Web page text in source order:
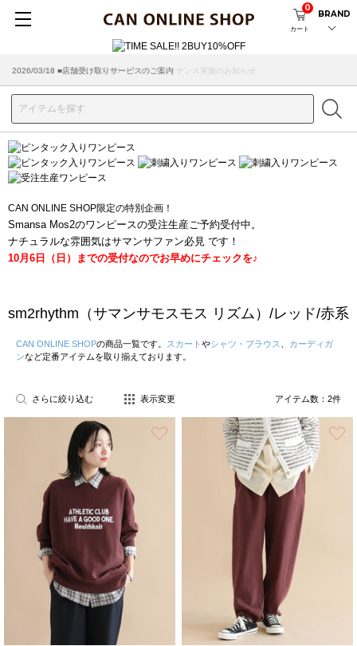
カート
0
BRAND
2026/08/04 ■8/13(木)AM2:00～サイトメンテナンス実施のお知らせ
2026/03/18 ■店舗受け取りサービスのご案内
CAN ONLINE SHOP限定の特別企画！
Smansa Mos2のワンピースの受注生産ご予約受付中。
ナチュラルな雰囲気はサマンサファン必見 です！
10月6日（日）までの受付なのでお早めにチェックを♪
sm2rhythm（サマンサモスモス リズム）/レッド/赤系
CAN ONLINE SHOPの商品一覧です。 スカート やシャツ・ブラウス
カーディガ
ンなど定番アイテムを取り揃えております。
さらに絞り込む 表示変更 アイテム数： 2件